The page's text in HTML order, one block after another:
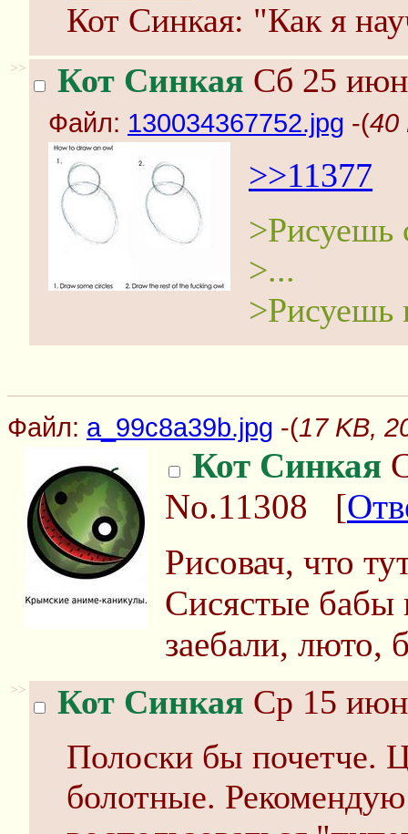
Кот Синкая: "Как я
>> Кот Синкая Сб 25
Файл: 130034367752.jpg -(40
>>11377
>Рисуешь
>...
>Рисуешь
Файл: a_99c8a39b.jpg -(17 KB,
Кот Синкая
No.11308 [
Рисовач, что
Сисястые бабы
заебали, люто,
>> Кот Синкая Ср 15
Полоски бы почетче.
болотные.